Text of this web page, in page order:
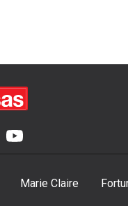
Marie Claire